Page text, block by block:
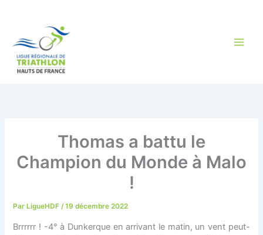
Thomas a battu le
Champion du Monde à Malo
!
ParLigueHDF /19 décembre 2022
Brrrrrr ! -4° à Dunkerque en arrivant le matin, un vent peut-